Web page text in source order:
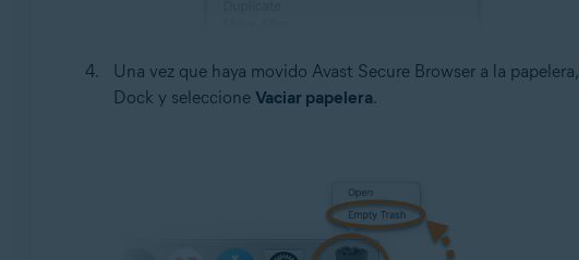
Una vez que haya movido Avast Secure Browser a la papelera,
Dock y seleccione Vaciar papelera.